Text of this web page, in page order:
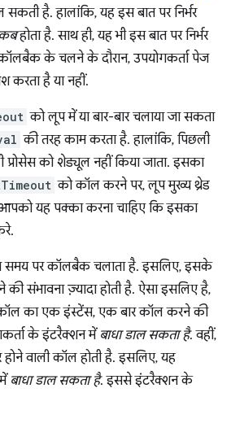
है. हालांकि, यह इस बात पर निर्भर
कबहोता है. साथ ही, यह भी इस बात पर निर्भर
के चलने के दौरान, उपयोगकर्ता पेज
करता है या नहीं.
को लूप में या बार-बार चलाया जा सकता
की तरह काम करता है. हालांकि, पिछली
प्रोसेस को शेड्यूल नहीं किया जाता. इसका
को कॉल करने पर, लूप मुख्य थ्रेड
यह पक्का करना चाहिए कि इसका
पर कॉलबैक चलाता है. इसलिए, इसके
संभावना ज़्यादा होती है. ऐसा इसलिए है,
का एक इंस्टेंस, एक बार कॉल करने की
के इंटरैक्शन में बाधा डाल सकता है. वहीं,
होने वाली कॉल होती है. इसलिए, यह
बाधा डाल सकता है. इससे इंटरैक्शन के